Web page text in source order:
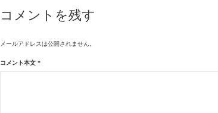
コメントを残す
メールアドレスは公開されません。
コメント本文 *